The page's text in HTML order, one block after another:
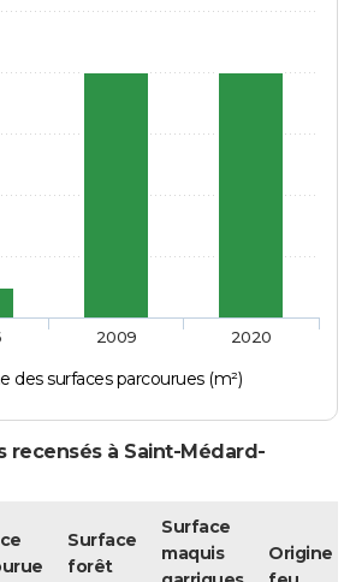
des surfaces parcourues (m²)
2009 2020
recensés à Saint-Médard-
Surface
forêt
Surface
maquis
Origine